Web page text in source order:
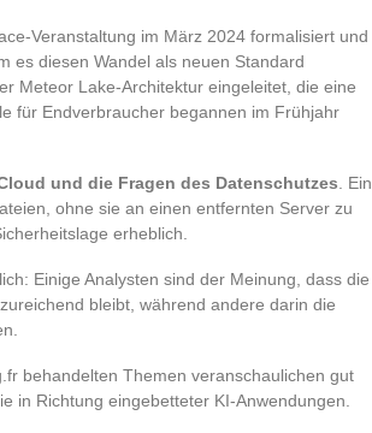
Veranstaltung im März 2024 formalisiert und
es diesen Wandel als neuen Standard
Meteor Lake-Architektur eingeleitet, die eine
für Endverbraucher begannen im Frühjahr
und die Fragen des Datenschutzes . Ein
ohne sie an einen entfernten Server zu
erheblich.
Einige Analysten sind der Meinung, dass die
bleibt, während andere darin die
behandelten Themen veranschaulichen gut
in Richtung eingebetteter KI-Anwendungen.